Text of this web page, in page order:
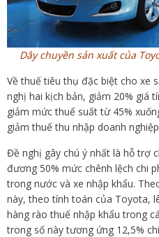
Dây chuyền sản xuất của
Về thuế tiêu thụ đặc biệt cho xe
nghị hai kịch bản, giảm 20% giá
giảm mức thuế suất từ 45%
giảm thuế thu nhập doanh
Đề nghị gây chú ý nhất là hỗ trợ
đương 50% mức chênh lệch chi
trong nước và xe nhập khẩu.
này, theo tính toán của Toyota,
hàng rào thuế nhập khẩu trong
trong số này tương ứng 12,5%